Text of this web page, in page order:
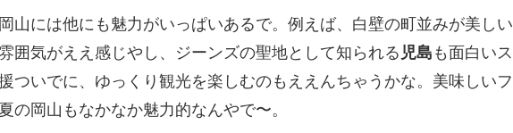
山には他にも魅力がいっぱいあるで。例えば、白壁の町並みが美しい
囲気がええ感じやし、ジーンズの聖地として知られる 児島 も面白いス
ついでに、ゆっくり観光を楽しむのもええんちゃうかな。美味しいフ
の岡山もなかなか魅力的なんやで〜。